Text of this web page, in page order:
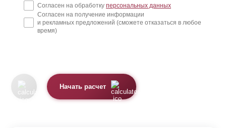
Согласен на обработку персональных данных
Согласен на получение информации
и рекламных предложений (сможете отказаться в любое
время)
Начать расчет